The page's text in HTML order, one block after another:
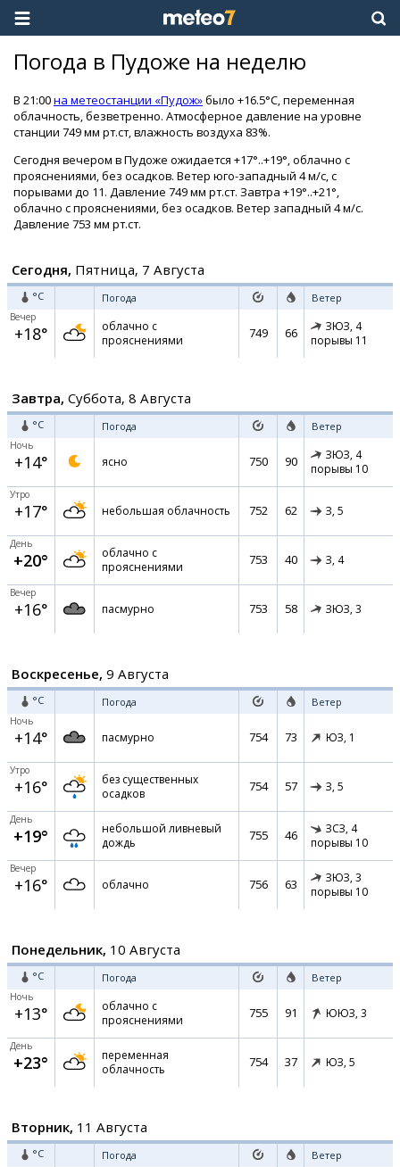
Погода в Пудоже на неделю
В 21:00на метеостанции «Пудож»было +16.5°C, переменная
облачность, безветренно. Атмосферное давление на уровне
станции 749 мм рт.ст, влажность воздуха 83%.
Сегодня вечером в Пудоже ожидается +17°..+19°, облачно с
прояснениями, без осадков. Ветер юго-западный 4 м/с, с
порывами до 11. Давление 749 мм рт.ст. Завтра +19°..+21°,
облачно с прояснениями, без осадков. Ветер западный 4 м/с.
Давление 753 мм рт.ст.
Сегодня, Пятница, 7 Августа
°C Погода Ветер
Вечер
+18°
облачно с
прояснениями
749 66 ЗЮЗ, 4
порывы 11
Завтра, Суббота, 8 Августа
°C Погода Ветер
Ночь
+14° ясно 750 90 ЗЮЗ, 4
порывы 10
Утро
+17° небольшая облачность 752 62 З, 5
День
+20°
облачно с
прояснениями
753 40 З, 4
Вечер
+16° пасмурно 753 58 ЗЮЗ, 3
Воскресенье, 9 Августа
°C Погода Ветер
Ночь
+14° пасмурно 754 73 ЮЗ, 1
Утро
+16°
без существенных
осадков
754 57 З, 5
День
+19°
небольшой ливневый
дождь
755 46 ЗСЗ, 4
порывы 10
Вечер
+16° облачно 756 63 ЗЮЗ, 3
порывы 10
Понедельник, 10 Августа
°C Погода Ветер
Ночь
+13°
облачно с
прояснениями
755 91 ЮЮЗ, 3
День
+23°
переменная
облачность
754 37 ЮЗ, 5
Вторник, 11 Августа
°C Погода Ветер